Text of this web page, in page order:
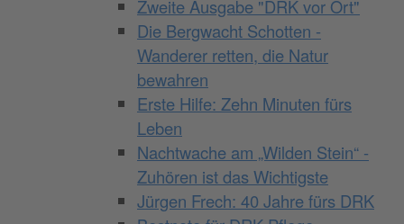
Zweite Ausgabe "DRK vor Ort"
Die Bergwacht Schotten -
Wanderer retten, die Natur
bewahren
Erste Hilfe: Zehn Minuten fürs
Leben
Nachtwache am „Wilden Stein“ -
Zuhören ist das Wichtigste
Jürgen Frech: 40 Jahre fürs DRK